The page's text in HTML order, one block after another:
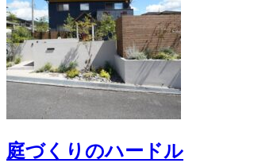
庭づくりのハードル